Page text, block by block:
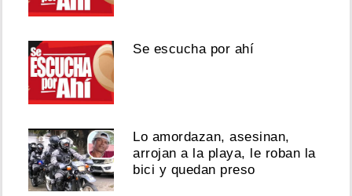
Se escucha por ahí
Lo amordazan, asesinan,
arrojan a la playa, le roban la
bici y quedan preso